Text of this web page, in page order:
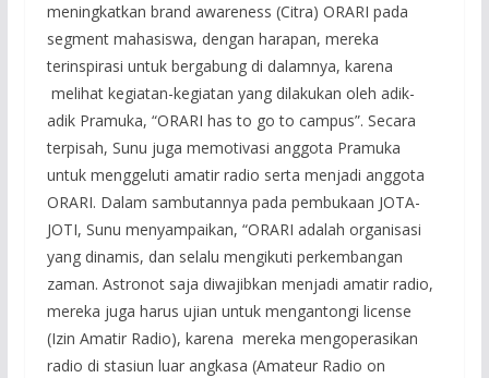
meningkatkan brand awareness (Citra) ORARI pada
segment mahasiswa, dengan harapan, mereka
terinspirasi untuk bergabung di dalamnya, karena
melihat kegiatan-kegiatan yang dilakukan oleh adik-
adik Pramuka, “ORARI has to go to campus”. Secara
terpisah, Sunu juga memotivasi anggota Pramuka
untuk menggeluti amatir radio serta menjadi anggota
ORARI. Dalam sambutannya pada pembukaan JOTA-
JOTI, Sunu menyampaikan, “ORARI adalah organisasi
yang dinamis, dan selalu mengikuti perkembangan
zaman. Astronot saja diwajibkan menjadi amatir radio,
mereka juga harus ujian untuk mengantongi license
(Izin Amatir Radio), karena mereka mengoperasikan
radio di stasiun luar angkasa (Amateur Radio on